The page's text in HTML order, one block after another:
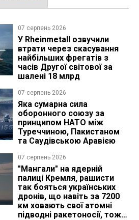
07 серпень 2026
У Rheinmetall озвучили
втрати через скасування
найбільших фрегатів з
часів Другої світової за
шалені 18 млрд
07 серпень 2026
Яка сумарна сила
оборонного союзу за
принципом НАТО між
Туреччиною, Пакистаном
та Саудівською Аравією
07 серпень 2026
"Мангали" на ядерній
палиці Кремля, рашисти
так бояться українських
дронів, що навіть за 7200
км ховають свої атомні
підводні ракетоносії, тож